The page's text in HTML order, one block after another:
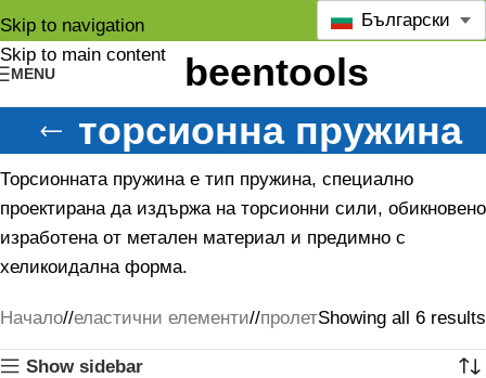
Skip to navigation
Skip to main content
MENU
Български
торсионна пружина
Торсионната пружина е тип пружина, специално
проектирана да издържа на торсионни сили, обикновено
изработена от метален материал и предимно с
хеликоидална форма.
Начало/ еластични елементи/ пролетShowing all 6 results
Show sidebar